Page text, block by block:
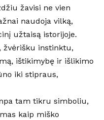
žavisi ne vien
naudoja vilką,
užtaisą istorijoje.
žvėrišku instinktu,
ištikimybę ir išlikimo
iki stipraus,
tam tikru simboliu,
kaip miško